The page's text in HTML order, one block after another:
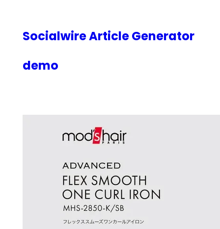
Socialwire Article Generator
demo